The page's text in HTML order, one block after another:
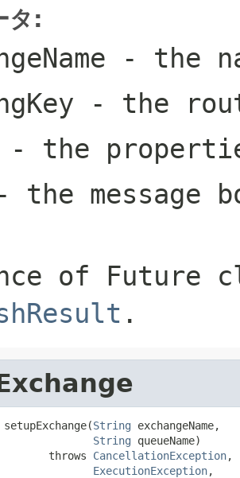
タ:
- the
- the
- the
the message
of Future
.
setupExchange(String exchangeName,
String queueName)
throws
CancellationException,
ExecutionException,